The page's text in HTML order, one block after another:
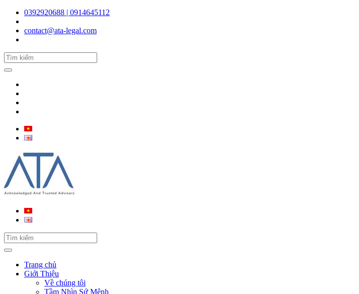
0392920688 | 0914645112
contact@ata-legal.com
Trang chủ
Giới Thiệu
Về chúng tôi
Tầm Nhìn Sứ Mệnh